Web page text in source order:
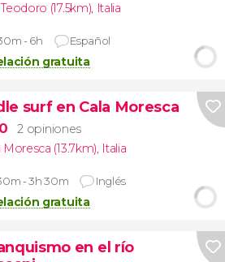
(17.5km), Italia
- 6h Español
gratuita
surf en Cala Moresca
2 opiniones
Moresca (13.7km), Italia
- 3h 30m Inglés
gratuita
en el río